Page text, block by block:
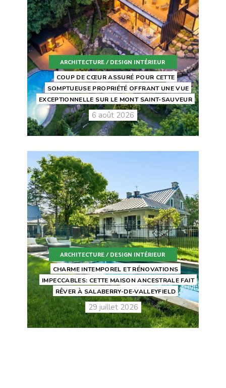
ARCHITECTURE / DESIGN INTÉRIEUR
COUP DE CŒUR ASSURÉ POUR CETTE
SOMPTUEUSE PROPRIÉTÉ OFFRANT UNE VUE
EXCEPTIONNELLE SUR LE MONT SAINT-SAUVEUR
6 août 2026
ARCHITECTURE / DESIGN INTÉRIEUR
CHARME INTEMPOREL ET RÉNOVATIONS
IMPECCABLES: CETTE MAISON ANCESTRALE FAIT
RÊVER À SALABERRY-DE-VALLEYFIELD
29 juillet 2026